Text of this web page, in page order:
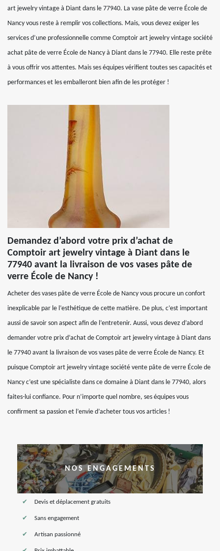
art jewelry vintage à Diant dans le 77940. La vase pâte de verre École de
Nancy vous reste à remplir vos collections. Mais, vous devez exiger les
services d’une professionnelle comme Comptoir art jewelry vintage société
achat pâte de verre École de Nancy à Diant dans le 77940. Elle reste prête
à vous offrir vos attentes. Mais ses équipes vérifient toutes ses capacités et
performances et les emballeront bien afin de les protéger !
Demandez d’abord votre prix d’achat de
Comptoir art jewelry vintage à Diant dans le
77940 avant la livraison de vos vases pâte de
verre École de Nancy !
Acheter des vases pâte de verre École de Nancy vous procure un confort
inexplicable par le l’esthétique de cette matière. De plus, c’est important
aussi de savoir son aspect afin de l’entretenir. Aussi, vous devez d’abord
demander votre prix d’achat de Comptoir art jewelry vintage à Diant dans
le 77940 avant la livraison de vos vases pâte de verre École de Nancy. Et
puisque Comptoir art jewelry vintage société vente pâte de verre École de
Nancy c’est une spécialiste dans ce domaine à Diant dans le 77940, alors
faites-lui confiance. Pour n’importe quel nombre, ses équipes vous
confirment sa passion et l’envie d’acheter tous vos articles !
NOS ENGAGEMENTS
Devis et déplacement gratuits
Sans engagement
Artisan passionné